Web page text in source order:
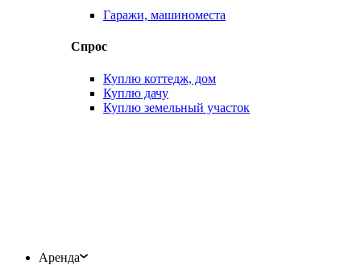
Гаражи, машиноместа
Спрос
Куплю коттедж, дом
Куплю дачу
Куплю земельный участок
Аренда